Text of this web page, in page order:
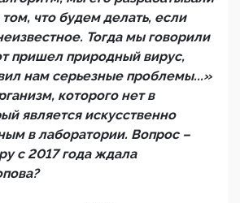
что будем делать, если
Тогда мы говорили
пришел природный вирус,
нам серьезные проблемы...»
которого нет в
является искусственно
в лаборатории. Вопрос –
с 2017 года ждала